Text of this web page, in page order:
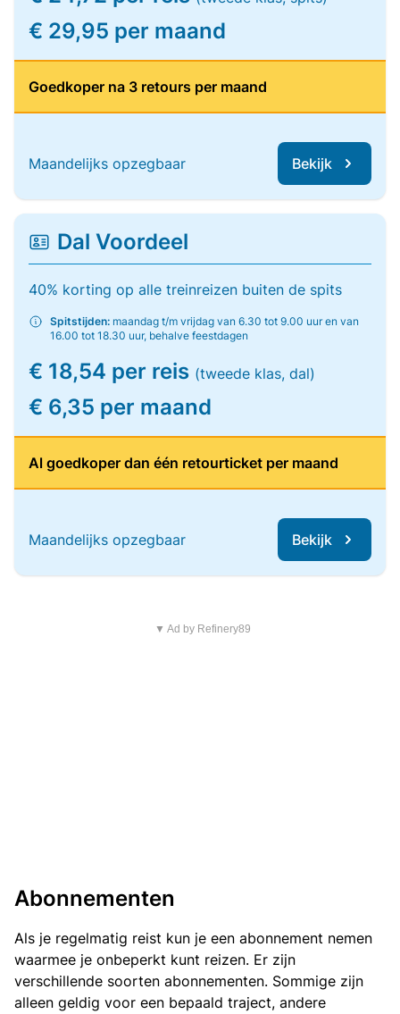
€ 29,95 per maand
Goedkoper na 3 retours per maand
Maandelijks opzegbaar Bekijk
Dal Voordeel
40% korting op alle treinreizen buiten de spits
Spitstijden: maandag t/m vrijdag van 6.30 tot 9.00 uur en van
16.00 tot 18.30 uur, behalve feestdagen
€ 18,54 per reis (tweede klas, dal)
€ 6,35 per maand
Al goedkoper dan één retourticket per maand
Maandelijks opzegbaar Bekijk
▼ Ad by Refinery89
Abonnementen
Als je regelmatig reist kun je een abonnement nemen
waarmee je onbeperkt kunt reizen. Er zijn
verschillende soorten abonnementen. Sommige zijn
alleen geldig voor een bepaald traject, andere